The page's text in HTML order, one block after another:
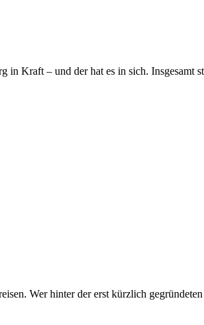
Kraft – und der hat es in sich. Insgesamt
Wer hinter der erst kürzlich